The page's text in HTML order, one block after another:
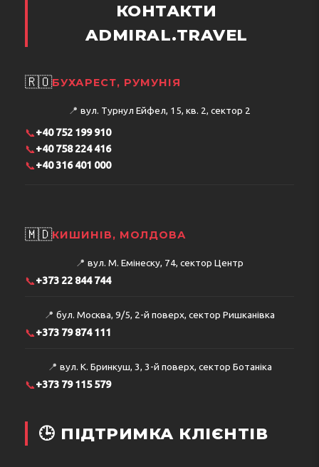
КОНТАКТИ
ADMIRAL.TRAVEL
🇷🇴БУХАРЕСТ, РУМУНІЯ
📍 вул. Турнул Ейфел, 15, кв. 2, сектор 2
📞+40 752 199 910
📞+40 758 224 416
📞+40 316 401 000
🇲🇩КИШИНІВ, МОЛДОВА
📍 вул. М. Емінеску, 74, сектор Центр
📞+373 22 844 744
📍 бул. Москва, 9/5, 2-й поверх, сектор Ришканівка
📞+373 79 874 111
📍 вул. К. Бринкуш, 3, 3-й поверх, сектор Ботаніка
📞+373 79 115 579
🕒 ПІДТРИМКА КЛІЄНТІВ